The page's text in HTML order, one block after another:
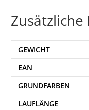
GEWICHT
EAN